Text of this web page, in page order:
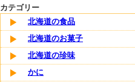
カテゴリー
北海道の食品
北海道のお菓子
北海道の珍味
かに